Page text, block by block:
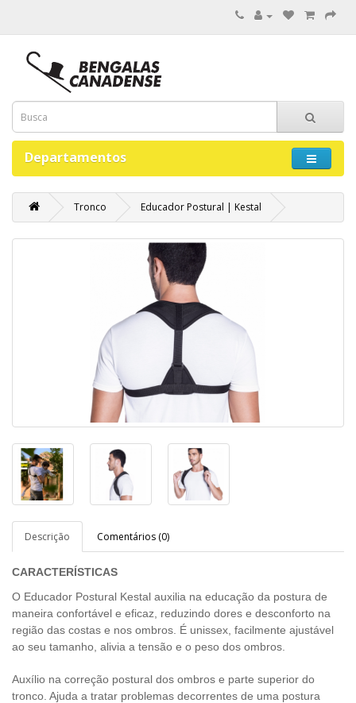
Departamentos
Tronco Educador Postural | Kestal
Descrição Comentários (0)
CARACTERÍSTICAS
O Educador Postural Kestal auxilia na educação da postura de
maneira confortável e eficaz, reduzindo dores e desconforto na
região das costas e nos ombros. É unissex, facilmente ajustável
ao seu tamanho, alivia a tensão e o peso dos ombros.
Auxílio na correção postural dos ombros e parte superior do
tronco. Ajuda a tratar problemas decorrentes de uma postura